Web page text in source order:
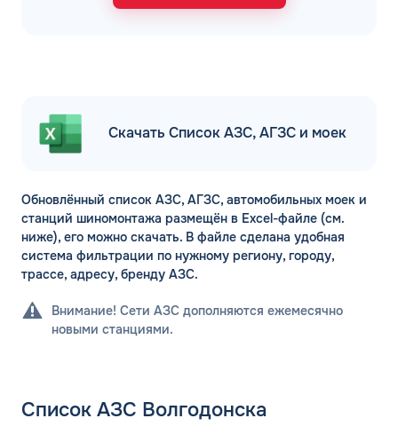
Скачать Список АЗС, АГЗС и моек
Обновлённый список АЗС, АГЗС, автомобильных моек и
станций шиномонтажа размещён в Excel-файле (см.
ниже), его можно скачать. В файле сделана удобная
система фильтрации по нужному региону, городу,
трассе, адресу, бренду АЗС.
Внимание! Сети АЗС дополняются ежемесячно
новыми станциями.
Список АЗС Волгодонска